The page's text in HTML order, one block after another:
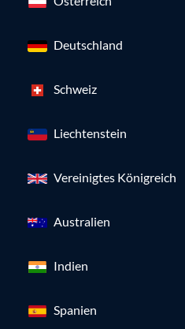
Deutschland
Schweiz
Liechtenstein
Vereinigtes Königreich
Australien
Indien
Spanien